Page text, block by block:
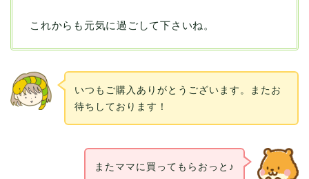
これからも元気に過ごして下さいね。
いつもご購入ありがとうございます。またお
待ちしております！
またママに買ってもらおっと♪